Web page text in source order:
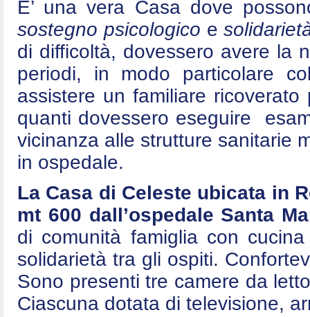
E’ una vera Casa dove
sostegno psicologico e
di difficoltà, dovessero avere la
periodi, in modo particolare
assistere un familiare
quanti dovessero eseguire
vicinanza alle strutture sanitarie
in ospedale.
La Casa di Celeste ubicata in
mt 600 dall’ospedale Santa
di comunità famiglia con
solidarietà tra gli ospiti.
Sono presenti tre camere da
Ciascuna dotata di televisione,